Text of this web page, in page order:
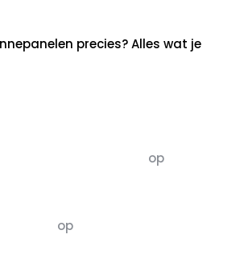
precies? Alles wat je
op
op